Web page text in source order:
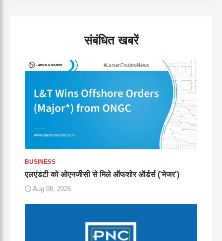
संबंधित खबरें
BUSINESS
एलएंडटी को ओएनजीसी से मिले ऑफशोर ऑर्डर्स ('मेजर')
Aug 08, 2026